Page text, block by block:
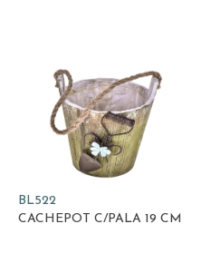
BL522
CACHEPOT C/PALA 19 CM